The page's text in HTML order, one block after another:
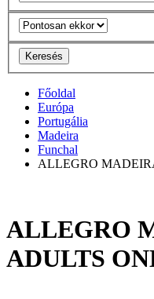
Keresés
Főoldal
Európa
Portugália
Madeira
Funchal
ALLEGRO
ALLEGRO
ADULTS